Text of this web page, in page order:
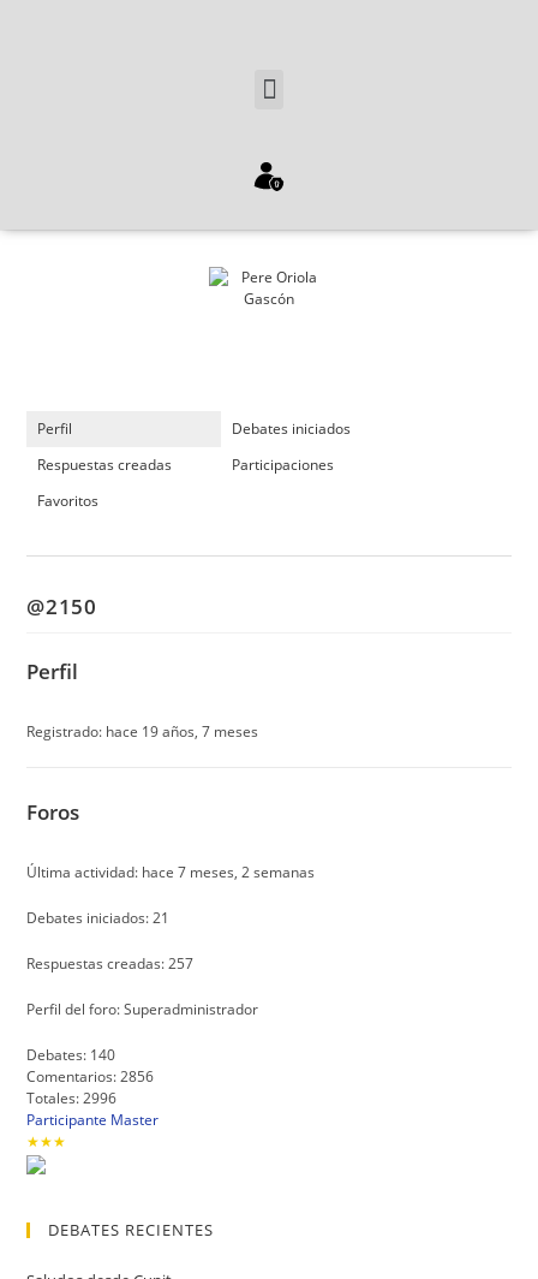
Perfil
Debates iniciados
Respuestas creadas
Participaciones
Favoritos
@2150
Perfil
Registrado: hace 19 años, 7 meses
Foros
Última actividad: hace 7 meses, 2 semanas
Debates iniciados: 21
Respuestas creadas: 257
Perfil del foro: Superadministrador
Debates: 140
Comentarios: 2856
Totales: 2996
Participante Master
★★★
DEBATES RECIENTES